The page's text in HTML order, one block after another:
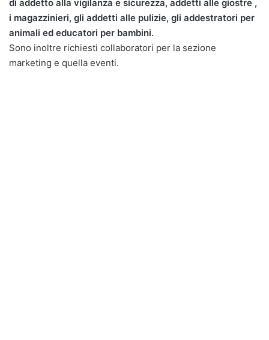
di addetto alla vigilanza e sicurezza, addetti alle giostre ,
i magazzinieri, gli addetti alle pulizie, gli addestratori per
animali ed educatori per bambini.
Sono inoltre richiesti collaboratori per la sezione
marketing e quella eventi.